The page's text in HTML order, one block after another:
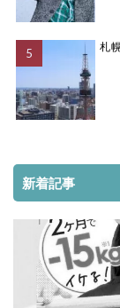
札
新着記事